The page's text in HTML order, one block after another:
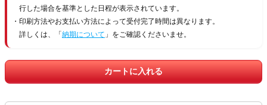
行した場合を基準とした日程が表示されています。
印刷方法やお支払い方法によって受付完了時間は異なります。
詳しくは、「 納期について 」をご確認くださいませ。